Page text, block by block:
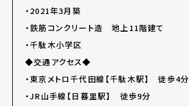
・2021年3月築
・鉄筋コンクリート造 地上11階建て
・千駄木小学区
◆交通アクセス◆
・東京メトロ千代田線【千駄木駅】 徒歩4分
・JR山手線【日暮里駅】 徒歩9分